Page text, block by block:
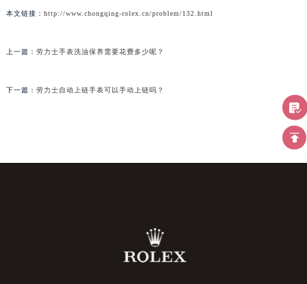
本文链接： http://www.chongqing-rolex.cn/problem/132.html
上一篇： 劳力士手表洗油保养需要花费多少呢？
下一篇： 劳力士自动上链手表可以手动上链吗？